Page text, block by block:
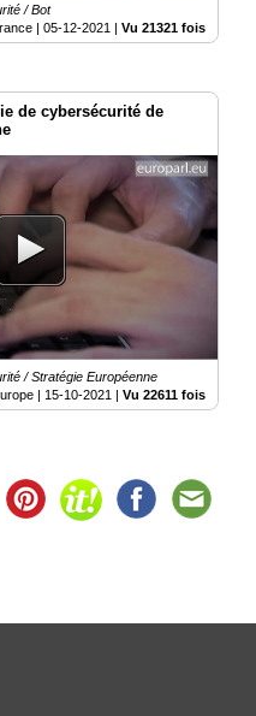
/ Bot
|05-12-2021 |Vu 21321 fois
de cybersécurité de
/ Stratégie Européenne
| 15-10-2021 |Vu 22611 fois